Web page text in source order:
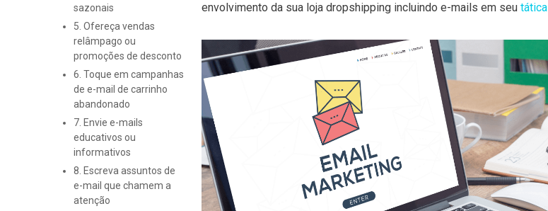
sazonais
5. Ofereça vendas
relâmpago ou
promoções de desconto
6. Toque em campanhas
de e-mail de carrinho
abandonado
7. Envie e-mails
educativos ou
informativos
8. Escreva assuntos de
e-mail que chamem a
atenção
envolvimento da sua loja dropshipping incluindo e-mails em seu